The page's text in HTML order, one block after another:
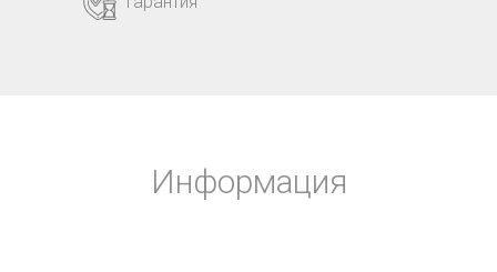
Информация